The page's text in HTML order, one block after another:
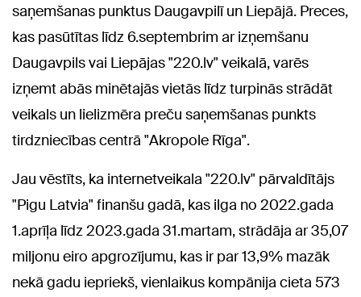
saņemšanas punktus Daugavpilī un Liepājā. Preces,
kas pasūtītas līdz 6.septembrim ar izņemšanu
Daugavpils vai Liepājas "220.lv" veikalā, varēs
izņemt abās minētajās vietās līdz turpinās strādāt
veikals un lielizmēra preču saņemšanas punkts
tirdzniecības centrā "Akropole Rīga".
Jau vēstīts, ka internetveikala "220.lv" pārvaldītājs
"Pigu Latvia" finanšu gadā, kas ilga no 2022.gada
1.aprīļa līdz 2023.gada 31.martam, strādāja ar 35,07
miljonu eiro apgrozījumu, kas ir par 13,9% mazāk
nekā gadu iepriekš, vienlaikus kompānija cieta 573